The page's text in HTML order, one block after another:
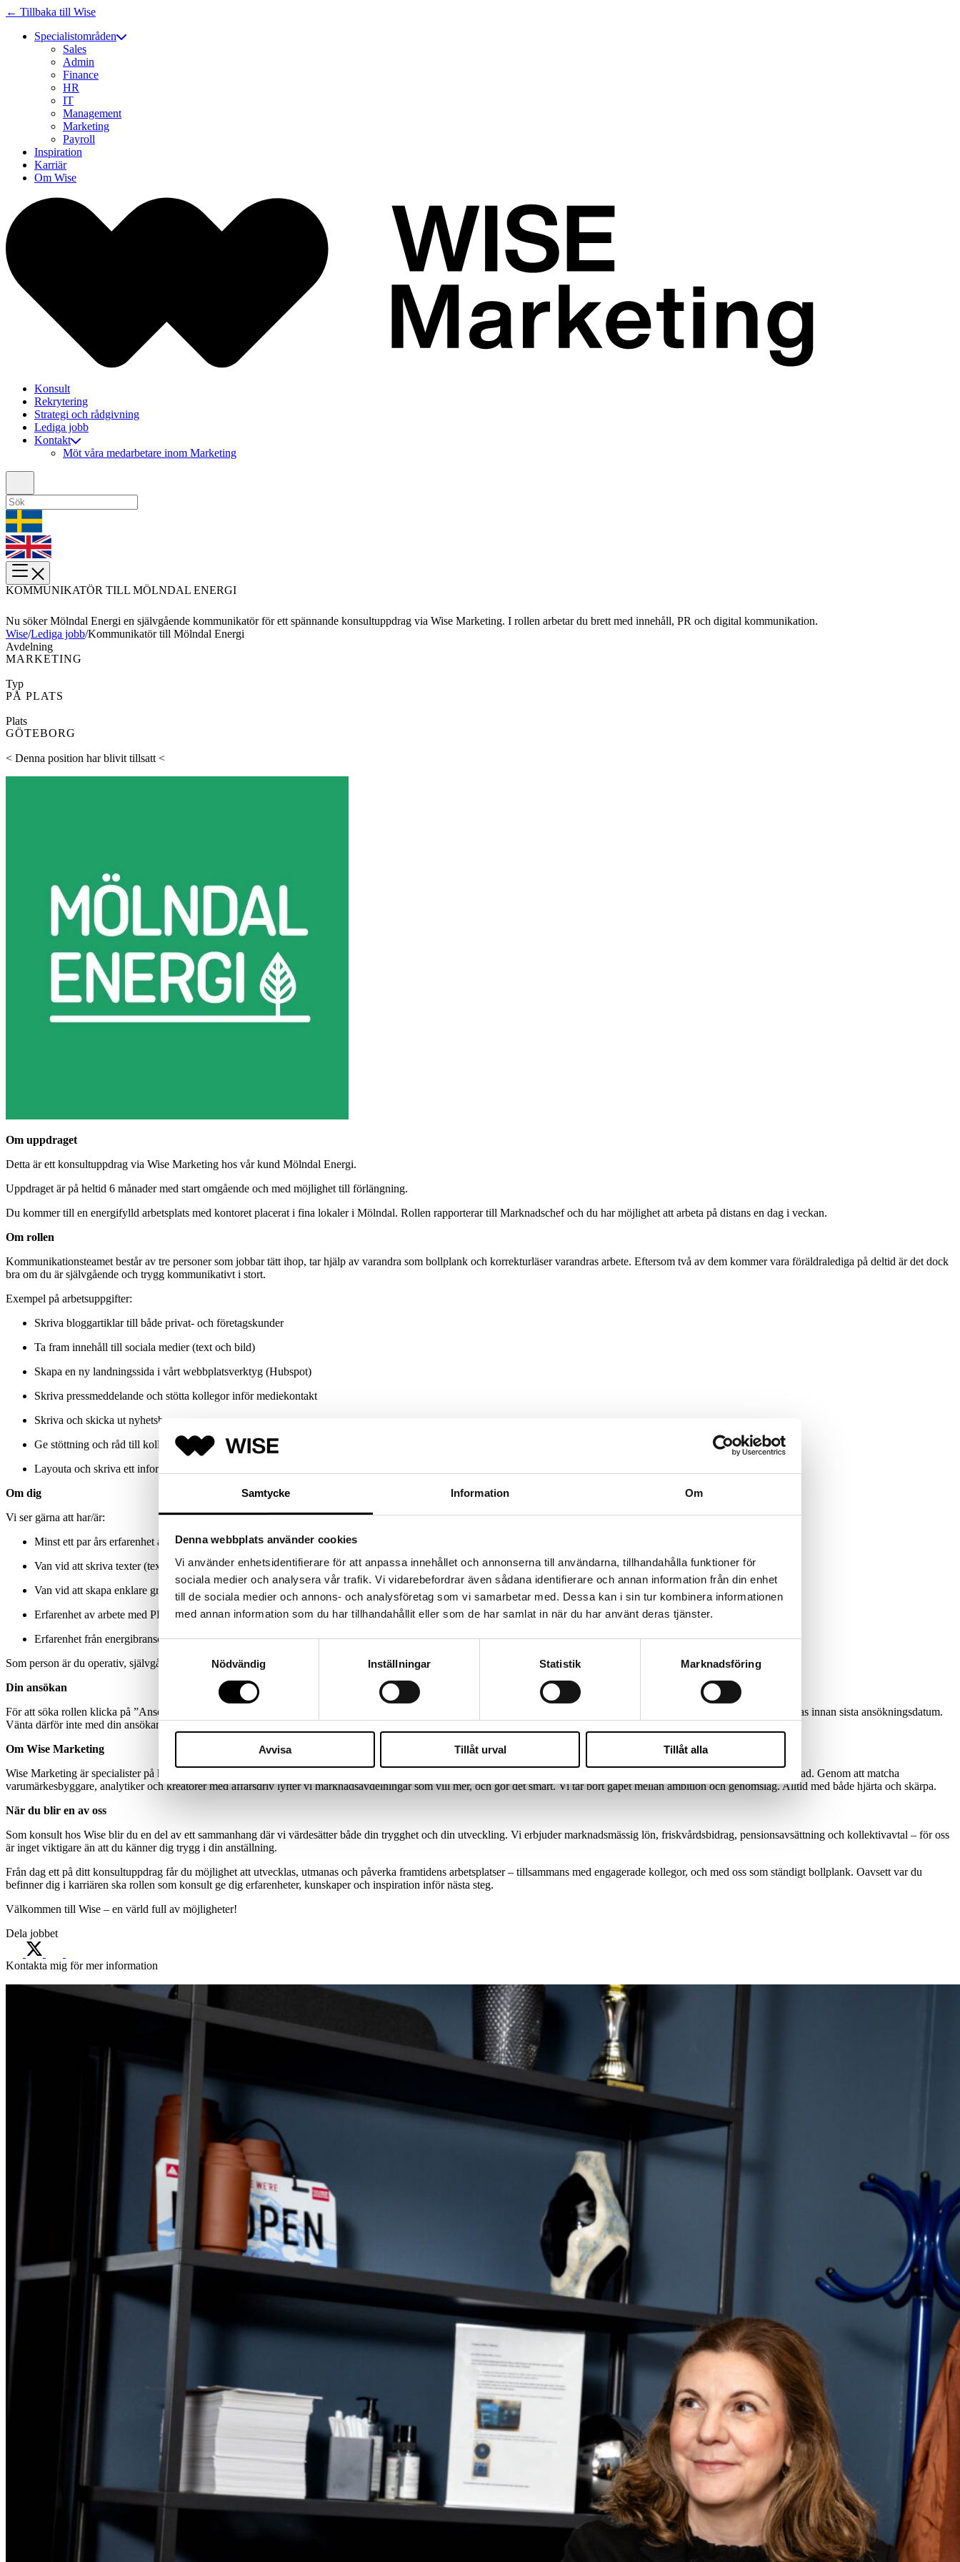
Samtycke Information Om
Denna webbplats använder cookies
Vi använder enhetsidentifierare för att anpassa innehållet och annonserna till användarna, tillhandahålla funktioner för
sociala medier och analysera vår trafik. Vi vidarebefordrar även sådana identifierare och annan information från din enhet
till de sociala medier och annons- och analysföretag som vi samarbetar med. Dessa kan i sin tur kombinera informationen
med annan information som du har tillhandahållit eller som de har samlat in när du har använt deras tjänster.
Nödvändig
Inställningar Statistik Marknadsföring
Avvisa Tillåt urval Tillåt alla
← Tillbaka till Wise
Specialistområden
Sales
Admin
Finance
HR
IT
Management
Marketing
Payroll
Inspiration
Karriär
Om Wise
Konsult
Rekrytering
Strategi och rådgivning
Lediga jobb
Kontakt
Möt våra medarbetare inom Marketing
KOMMUNIKATÖR TILL MÖLNDAL ENERGI
Nu söker Mölndal Energi en självgående kommunikatör för ett spännande konsultuppdrag via Wise Marketing. I rollen arbetar du brett med innehåll, PR och digital kommunikation.
Wise/Lediga jobb/Kommunikatör till Mölndal Energi
Avdelning
MARKETING
Typ
PÅ PLATS
Plats
GÖTEBORG
< Denna position har blivit tillsatt <
Om uppdraget
Detta är ett konsultuppdrag via Wise Marketing hos vår kund Mölndal Energi.
Uppdraget är på heltid 6 månader med start omgående och med möjlighet till förlängning.
Du kommer till en energifylld arbetsplats med kontoret placerat i fina lokaler i Mölndal. Rollen rapporterar till Marknadschef och du har möjlighet att arbeta på distans en dag i veckan.
Om rollen
Kommunikationsteamet består av tre personer som jobbar tätt ihop, tar hjälp av varandra som bollplank och korrekturläser varandras arbete. Eftersom två av dem kommer vara föräldralediga på deltid är det dock
bra om du är självgående och trygg kommunikativt i stort.
Exempel på arbetsuppgifter:
Skriva bloggartiklar till både privat- och företagskunder
Ta fram innehåll till sociala medier (text och bild)
Skapa en ny landningssida i vårt webbplatsverktyg (Hubspot)
Skriva pressmeddelande och stötta kollegor inför mediekontakt
Skriva och skicka ut nyhetsbrev
Ge stöttning och råd till kollegor i kommunikativa frågor
Layouta och skriva ett informationsblad
Om dig
Vi ser gärna att har/är:
Minst ett par års erfarenhet av en liknande roll
Van vid att skriva texter (tex webbsidetexter, pressmeddelanden, sociala medieinlägg, kunskapsartiklar)
Van vid att skapa enklare grafisk produktion
Erfarenhet av arbete med PR och media
Erfarenhet från energibranschen
Som person är du operativ, självgående, kommunikativ och agerar rådgivande vid behov.
Din ansökan
För att söka rollen klicka på ”Ansök nu”, samt bifoga CV. Notera att vi ej kan ta emot ansökningar via mail. I konsultvärlden går det ofta snabbt så tjänsten kan komma att tillsättas innan sista ansökningsdatum.
Vänta därför inte med din ansökan.
Om Wise Marketing
Wise Marketing är specialister på konsulter, rekrytering och strategisk rådgivning inom marknad och kommunikation. Vi vet vad som krävs för att marknadsföring ska göra skillnad. Genom att matcha
varumärkesbyggare, analytiker och kreatörer med affärsdriv lyfter vi marknadsavdelningar som vill mer, och gör det smart. Vi tar bort gapet mellan ambition och genomslag. Alltid med både hjärta och skärpa.
När du blir en av oss
Som konsult hos Wise blir du en del av ett sammanhang där vi värdesätter både din trygghet och din utveckling. Vi erbjuder marknadsmässig lön, friskvårdsbidrag, pensionsavsättning och kollektivavtal – för oss
är inget viktigare än att du känner dig trygg i din anställning.
Från dag ett på ditt konsultuppdrag får du möjlighet att utvecklas, utmanas och påverka framtidens arbetsplatser – tillsammans med engagerade kollegor, och med oss som ständigt bollplank. Oavsett var du
befinner dig i karriären ska rollen som konsult ge dig erfarenheter, kunskaper och inspiration inför nästa steg.
Välkommen till Wise – en värld full av möjligheter!
Dela jobbet
Kontakta mig för mer information